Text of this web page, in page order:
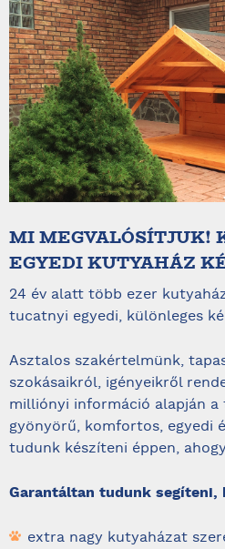
MI MEGVALÓSÍTJUK!
EGYEDI KUTYAHÁZ
24 év alatt több ezer
tucatnyi egyedi, különleges
Asztalos szakértelmünk,
szokásaikról, igényeikről
milliónyi információ alapján a
gyönyörű, komfortos, egyedi
tudunk készíteni éppen,
Garantáltan tudunk segíteni,
extra nagy kutyaházat